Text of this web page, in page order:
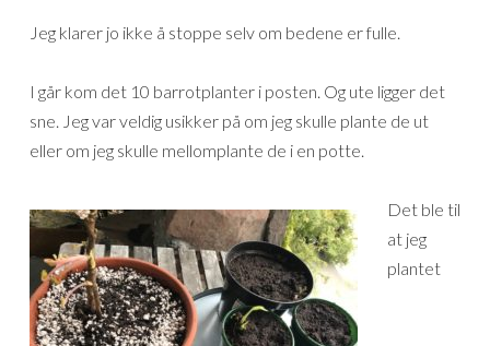
Jeg klarer jo ikke å stoppe selv om bedene er fulle.
I går kom det 10 barrotplanter i posten. Og ute ligger det
sne. Jeg var veldig usikker på om jeg skulle plante de ut
eller om jeg skulle mellomplante de i en potte.
Det ble til
at jeg
plantet